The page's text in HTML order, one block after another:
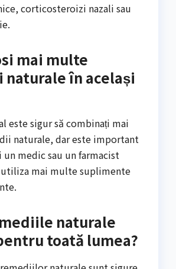
corticosteroizi nazali sau
mai multe
naturale în același
este sigur să combinați mai
naturale, dar este important
un medic sau un farmacist
mai multe suplimente
naturale
toată lumea?